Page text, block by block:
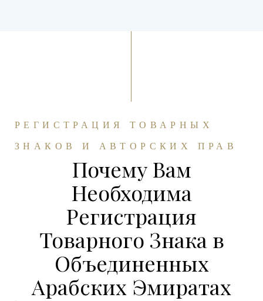
РЕГИСТРАЦИЯ ТОВАРНЫХ
ЗНАКОВ И АВТОРСКИХ ПРАВ
Почему Вам
Необходима
Регистрация
Товарного Знака в
Объединенных
Арабских Эмиратах